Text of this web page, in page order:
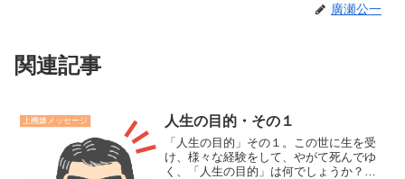
廣瀬公一
関連記事
上機嫌メッセージ 人生の目的・その１
「人生の目的」その１。この世に生を受
け、様々な経験をして、やがて死んでゆ
く、「人生の目的」は何でしょうか？そ